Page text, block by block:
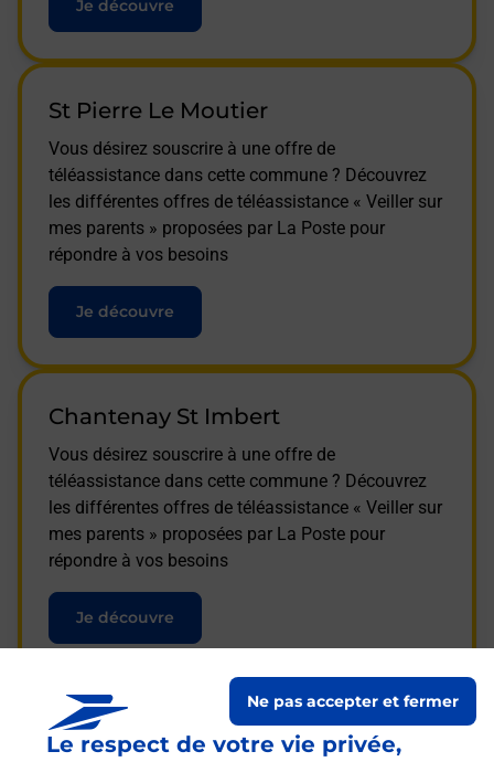
Le respect de votre vie privée,
Ne pas accepter et fermer
Je découvre
St Pierre Le Moutier
Vous désirez souscrire à une offre de
téléassistance dans cette commune ? Découvrez
les différentes offres de téléassistance « Veiller sur
mes parents » proposées par La Poste pour
répondre à vos besoins
Je découvre
Chantenay St Imbert
Vous désirez souscrire à une offre de
téléassistance dans cette commune ? Découvrez
les différentes offres de téléassistance « Veiller sur
mes parents » proposées par La Poste pour
répondre à vos besoins
Je découvre